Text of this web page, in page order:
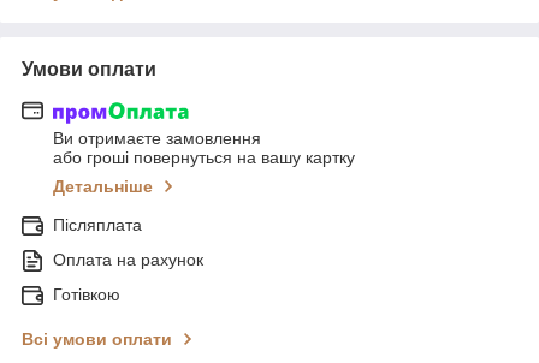
Умови оплати
Ви отримаєте замовлення
або гроші повернуться на вашу картку
Детальніше
Післяплата
Оплата на рахунок
Готівкою
Всі умови оплати